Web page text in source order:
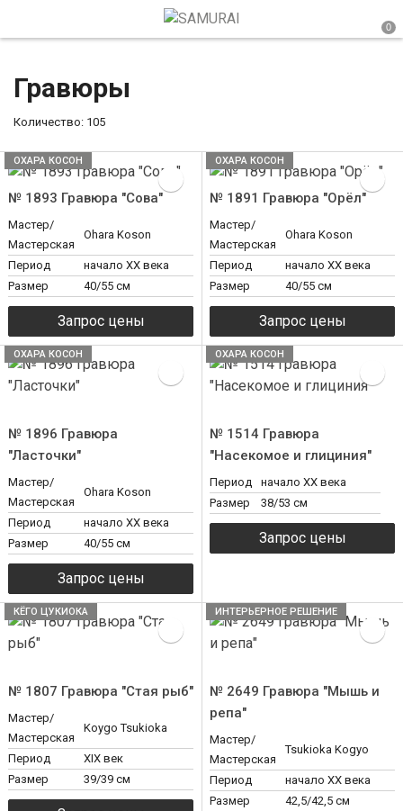
Гравюры
Количество: 105
№ 1893 Гравюра "Сова"
Мастер/
Мастерская
Ohara Koson
Период
начало XX века
Размер
40/55 см
ОХАРА КОСОН
№ 1891 Гравюра "Орёл"
Мастер/
Мастерская
Ohara Koson
Период
начало XX века
Размер
40/55 см
ОХАРА КОСОН
№ 1896 Гравюра
"Ласточки"
Мастер/
Мастерская
Ohara Koson
Период
начало XX века
Размер
40/55 см
ОХАРА КОСОН
№ 1514 Гравюра
"Насекомое и глициния"
Период
начало XX века
Размер
38/53 см
ОХАРА КОСОН
№ 1807 Гравюра "Стая рыб"
Мастер/
Мастерская
Koygo Tsukioka
Период
ХIX век
Размер
39/39 см
КЁГО ЦУКИОКА
№ 2649 Гравюра "Мышь и
репа"
Мастер/
Мастерская
Tsukioka Kogyo
Период
начало XX века
Размер
42,5/42,5 см
ИНТЕРЬЕРНОЕ РЕШЕНИЕ